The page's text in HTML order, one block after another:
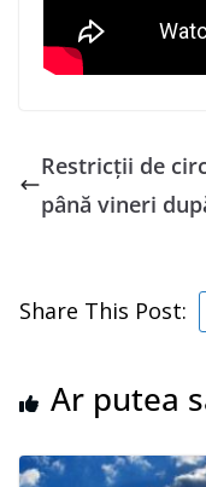
Restricţii de
până vineri
Share This Post:
Ar putea